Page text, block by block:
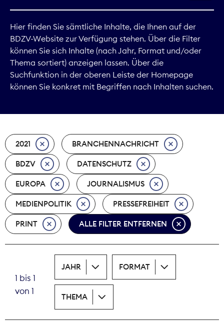
Digitales
Kommunikation
Marktdaten
Nachhaltigkeit
Nachwuchs
Nova Award
Pressefreiheit
Print
Recht
Tarifpolitik
Theodor-Wolff-Preis
Hier finden Sie sämtliche Inhalte, die Ihnen auf der
BDZV-Website zur Verfügung stehen. Über die Filter
können Sie sich Inhalte (nach Jahr, Format und/oder
Thema sortiert) anzeigen lassen. Über die
Suchfunktion in der oberen Leiste der Homepage
können Sie konkret mit Begriffen nach Inhalten suchen.
2021 BRANCHENNACHRICHT
BDZV DATENSCHUTZ
EUROPA JOURNALISMUS
MEDIENPOLITIK PRESSEFREIHEIT
PRINT ALLE FILTER ENTFERNEN
1 bis 1
von 1
JAHR FORMAT
THEMA